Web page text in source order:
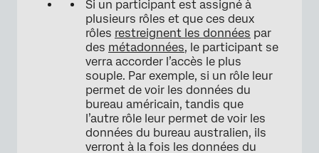
×
Si un participant est assigné à
plusieurs rôles et que ces deux
rôles restreignent les données par
des métadonnées, le participant se
verra accorder l’accès le plus
souple. Par exemple, si un rôle leur
permet de voir les données du
bureau américain, tandis que
l’autre rôle leur permet de voir les
données du bureau australien, ils
verront à la fois les données du